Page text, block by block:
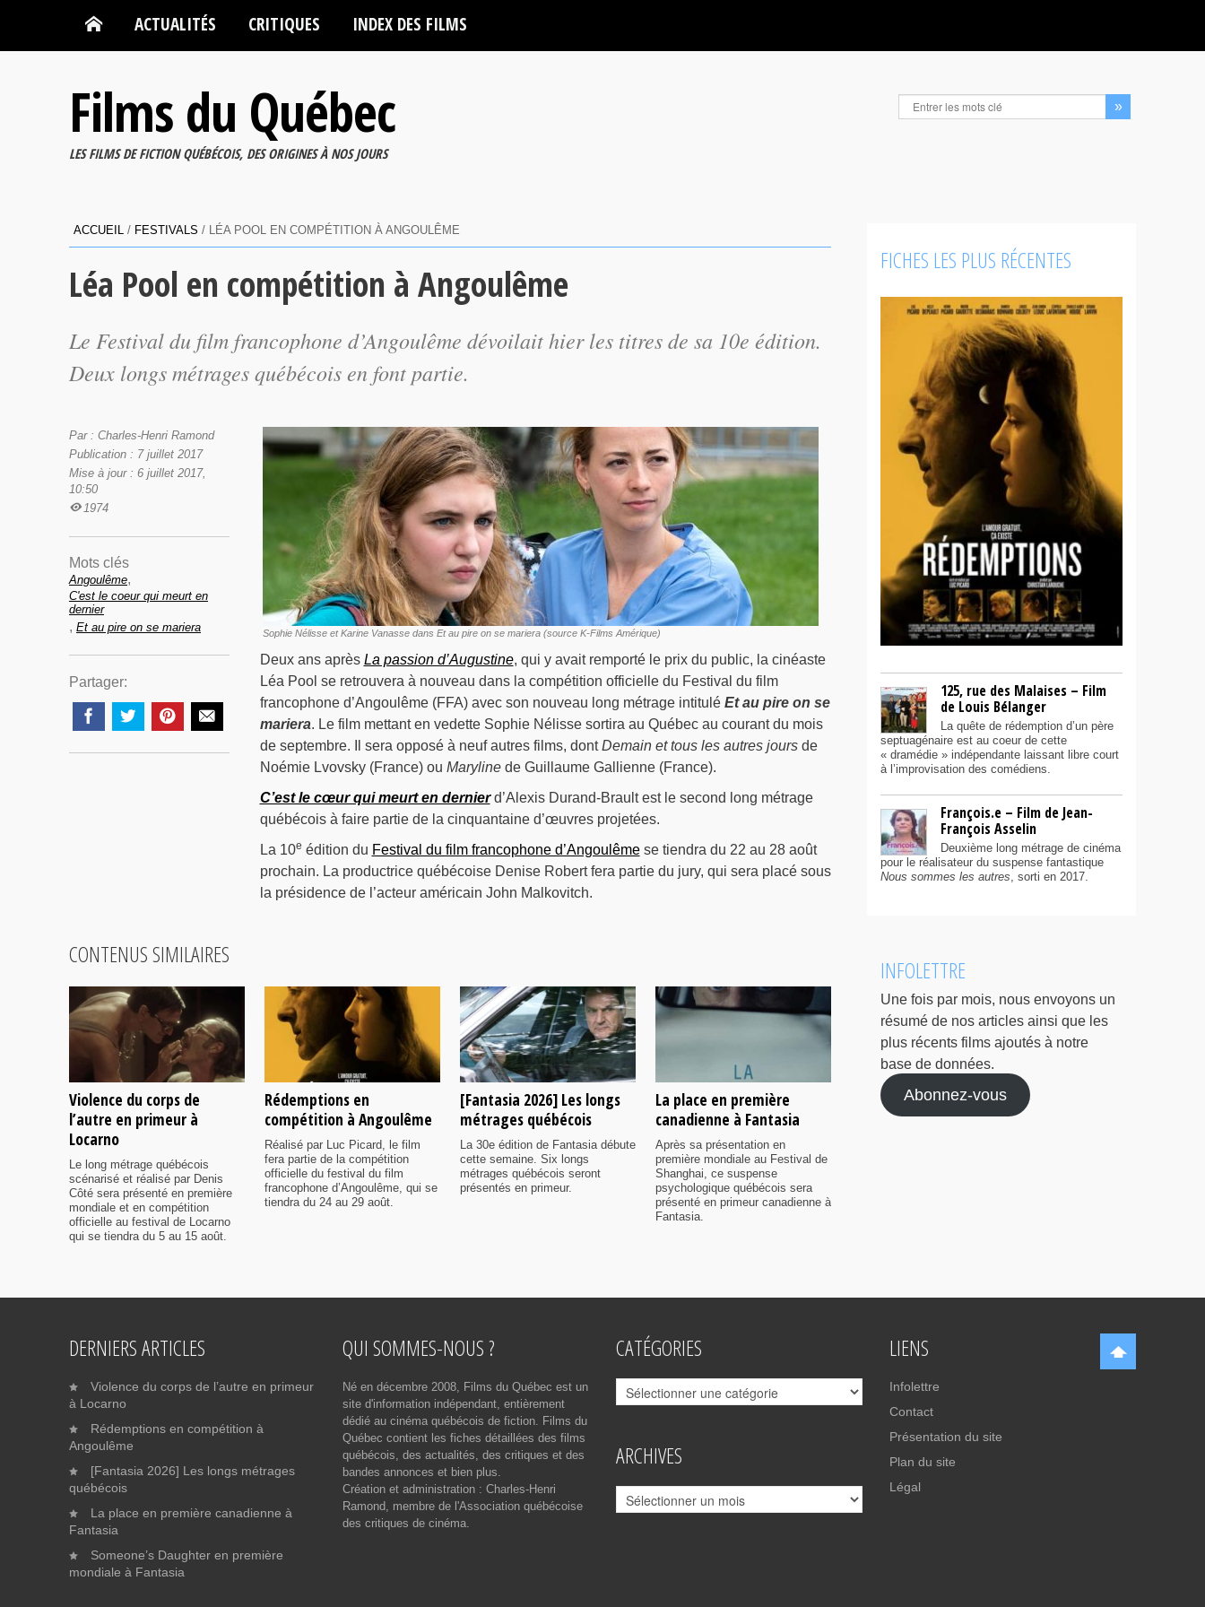
ACTUALITÉS CRITIQUES INDEX DES FILMS
Films du Québec
LES FILMS DE FICTION QUÉBÉCOIS, DES ORIGINES À NOS JOURS
ACCUEIL / FESTIVALS / LÉA POOL EN COMPÉTITION À ANGOULÊME
Léa Pool en compétition à Angoulême
Le Festival du film francophone d’Angoulême dévoilait hier les titres de sa 10e édition.
Deux longs métrages québécois en font partie.
Sophie Nélisse et Karine Vanasse dans Et au pire on se mariera (source K-Films Amérique)
Deux ans après La passion d’Augustine, qui y avait remporté le prix du public, la cinéaste
Léa Pool se retrouvera à nouveau dans la compétition officielle du Festival du film
francophone d’Angoulême (FFA) avec son nouveau long métrage intitulé Et au pire on se
mariera. Le film mettant en vedette Sophie Nélisse sortira au Québec au courant du mois
de septembre. Il sera opposé à neuf autres films, dontDemain et tous les autres joursde
Noémie Lvovsky (France) ou Marylinede Guillaume Gallienne (France).
C’est le cœur qui meurt en dernierd’Alexis Durand-Brault est le second long métrage
québécois à faire partie de la cinquantaine d’œuvres projetées.
La 10e édition du Festival du film francophone d’Angoulêmese tiendra du 22 au 28 août
prochain. La productrice québécoise Denise Robert fera partie du jury, qui sera placé sous
la présidence de l’acteur américain John Malkovitch.
Par : Charles-Henri Ramond
Publication : 7 juillet 2017
Mise à jour : 6 juillet 2017,
10:50
1974
Mots clés
Angoulême,
C'est le coeur qui meurt en
dernier
, Et au pire on se mariera
Partager:
CONTENUS SIMILAIRES
Violence du corps de
l’autre en primeur à
Locarno
Le long métrage québécois
scénarisé et réalisé par Denis
Côté sera présenté en première
mondiale et en compétition
officielle au festival de Locarno
qui se tiendra du 5 au 15 août.
Rédemptions en
compétition à Angoulême
Réalisé par Luc Picard, le film
fera partie de la compétition
officielle du festival du film
francophone d’Angoulême, qui se
tiendra du 24 au 29 août.
[Fantasia 2026] Les longs
métrages québécois
La 30e édition de Fantasia débute
cette semaine. Six longs
métrages québécois seront
présentés en primeur.
La place en première
canadienne à Fantasia
Après sa présentation en
première mondiale au Festival de
Shanghai, ce suspense
psychologique québécois sera
présenté en primeur canadienne à
Fantasia.
FICHES LES PLUS RÉCENTES
125, rue des Malaises – Film
de Louis Bélanger
La quête de rédemption d’un père
septuagénaire est au coeur de cette
« dramédie » indépendante laissant libre court
à l’improvisation des comédiens.
François.e – Film de Jean-
François Asselin
Deuxième long métrage de cinéma
pour le réalisateur du suspense fantastique
Nous sommes les autres, sorti en 2017.
INFOLETTRE
Une fois par mois, nous envoyons un
résumé de nos articles ainsi que les
plus récents films ajoutés à notre
base de données.
Abonnez-vous
DERNIERS ARTICLES
Violence du corps de l’autre en primeur
à Locarno
Rédemptions en compétition à
Angoulême
[Fantasia 2026] Les longs métrages
québécois
La place en première canadienne à
Fantasia
Someone’s Daughter en première
mondiale à Fantasia
QUI SOMMES-NOUS ?
Né en décembre 2008, Films du Québec est un
site d'information indépendant, entièrement
dédié au cinéma québécois de fiction. Films du
Québec contient les fiches détaillées des films
québécois, des actualités, des critiques et des
bandes annonces et bien plus.
Création et administration : Charles-Henri
Ramond, membre de l'Association québécoise
des critiques de cinéma.
CATÉGORIES
Catégories
ARCHIVES
Archives
LIENS
Infolettre
Contact
Présentation du site
Plan du site
Légal